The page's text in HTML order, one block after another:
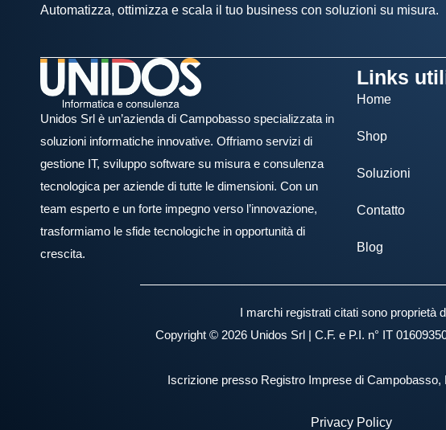
Automatizza, ottimizza e scala il tuo business con soluzioni su misura.
Unidos Srl è un’azienda di Campobasso specializzata in
soluzioni informatiche innovative. Offriamo servizi di
gestione IT, sviluppo software su misura e consulenza
tecnologica per aziende di tutte le dimensioni. Con un
team esperto e un forte impegno verso l’innovazione,
trasformiamo le sfide tecnologiche in opportunità di
crescita.
Links
Home
Shop
Soluzioni
Contatto
Blog
I marchi registrati citati sono proprietà
Copyright © 2026 Unidos Srl | C.F. e P.I. n° IT
Iscrizione presso Registro Imprese di
Privacy Policy